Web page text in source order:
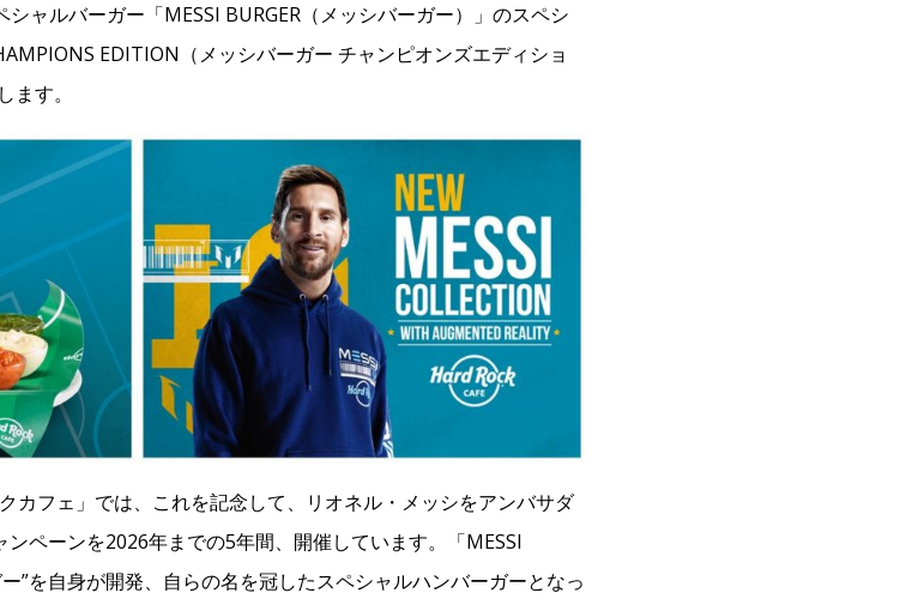
ャルバーガー「MESSI BURGER（メッシバーガー）」のスペシ
EDITION（メッシバーガー チャンピオンズエディショ
す。
カフェ」では、これを記念して、リオネル・メッシをアンバサダ
ペーンを2026年までの5年間、開催しています。「MESSI
”を自身が開発、自らの名を冠したスペシャルハンバーガーとなっ